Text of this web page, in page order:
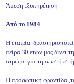
Άμεση εξυπηρέτηση
Από το 1984
Η εταιρία
πείρα 30 ετών μας δίνει
στρώμα για τη σωστή
Η προσωπική φροντίδα